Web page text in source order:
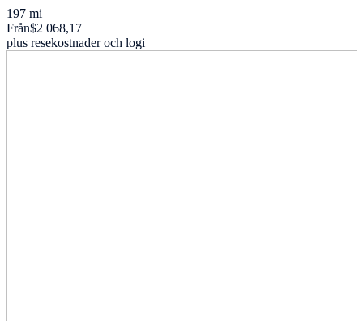
197 mi
Från$2 068,17
plus resekostnader och logi